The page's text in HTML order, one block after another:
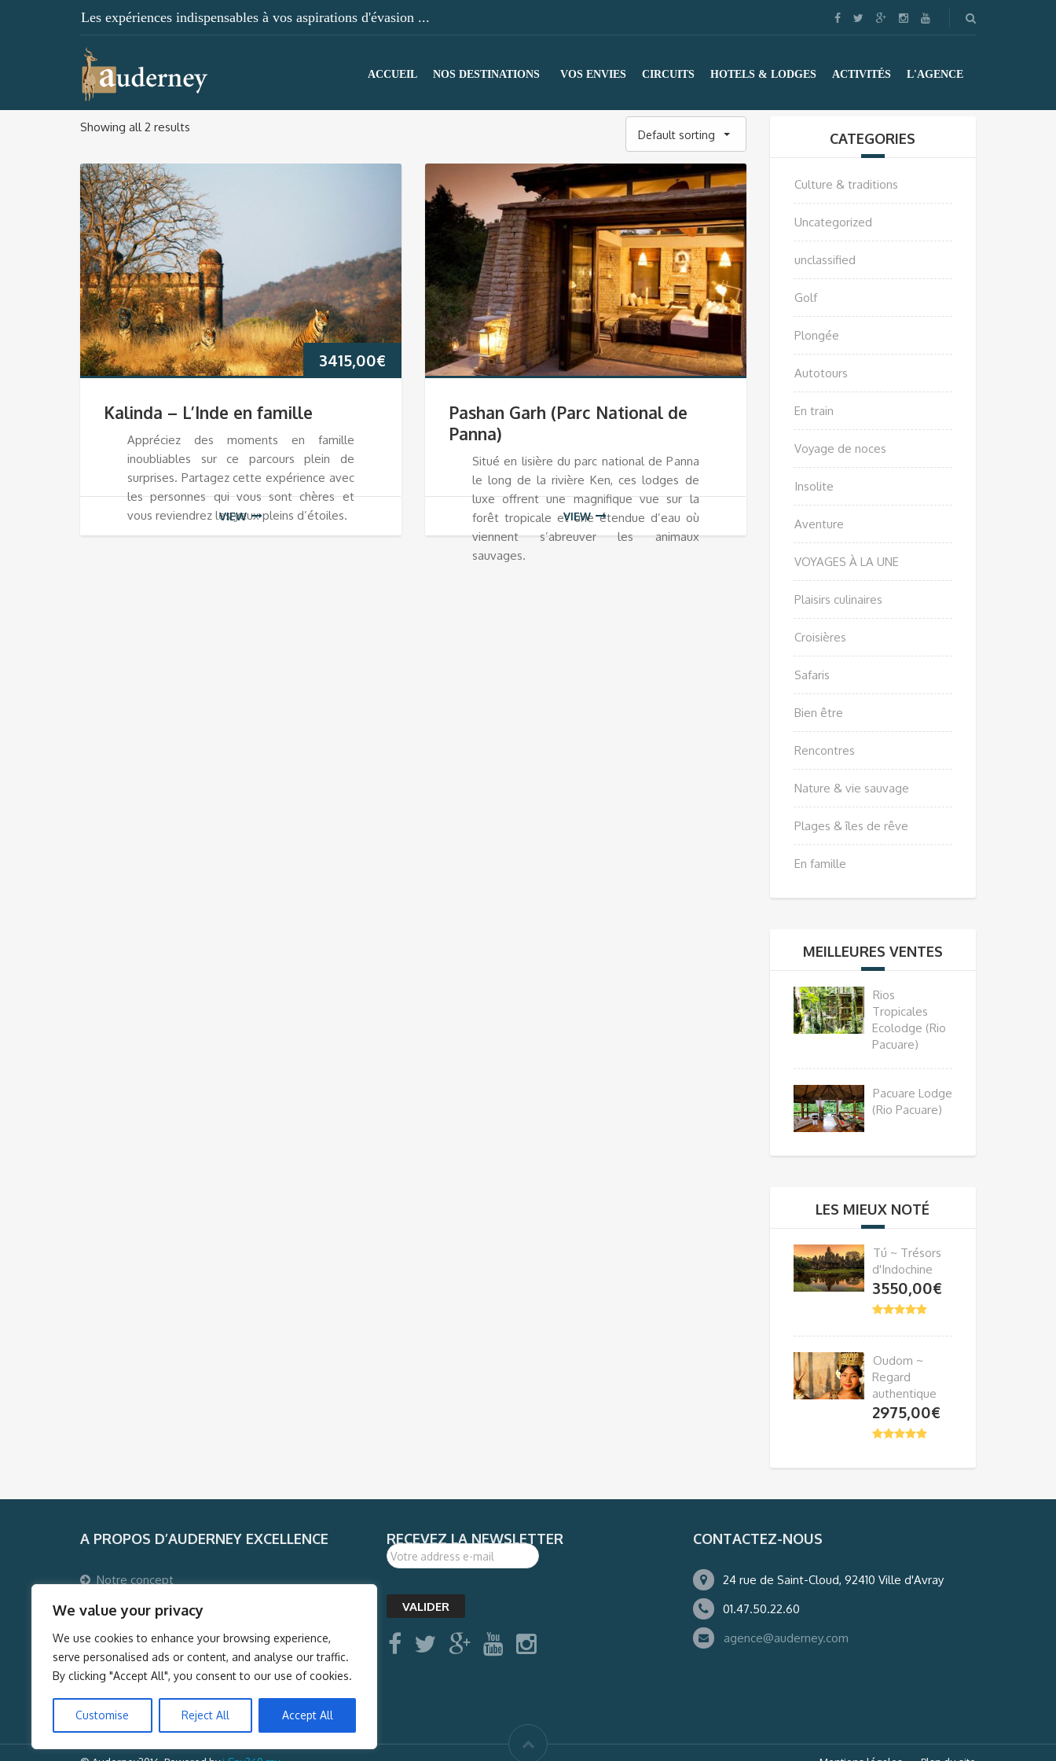
We value your privacy
We use cookies to enhance your browsing experience,
serve personalised ads or content, and analyse our traffic.
By clicking "Accept All", you consent to our use of cookies.
Customise Reject All Accept All
Les expériences indispensables à vos aspirations d'évasion ...
ACCUEIL NOS DESTINATIONS VOS ENVIES CIRCUITS HOTELS & LODGES ACTIVITÉS L'AGENCE
Showing all 2 results
Default sorting
3415,00€
Kalinda – L’Inde en famille
Appréciez des moments en famille
inoubliables sur ce parcours plein de
surprises. Partagez cette expérience avec
les personnes qui vous sont chères et
vous reviendrez les yeux pleins d’étoiles.
VIEW
Pashan Garh (Parc National de
Panna)
Situé en lisière du parc national de Panna
le long de la rivière Ken, ces lodges de
luxe offrent une magnifique vue sur la
forêt tropicale et une étendue d’eau où
viennent s’abreuver les animaux
sauvages.
VIEW
CATEGORIES
Culture & traditions
Uncategorized
unclassified
Golf
Plongée
Autotours
En train
Voyage de noces
Insolite
Aventure
VOYAGES À LA UNE
Plaisirs culinaires
Croisières
Safaris
Bien être
Rencontres
Nature & vie sauvage
Plages & îles de rêve
En famille
MEILLEURES VENTES
Rios
Tropicales
Ecolodge (Rio
Pacuare)
Pacuare Lodge
(Rio Pacuare)
LES MIEUX NOTÉ
Tú ~ Trésors
d'Indochine
3550,00€
Oudom ~
Regard
authentique
2975,00€
A PROPOS D’AUDERNEY EXCELLENCE
Notre concept
Pourquoi voyager avec Auderney Excellence ?
Qui sommes-nous ?
Auderney Excellence Events
RECEVEZ LA NEWSLETTER CONTACTEZ-NOUS
24 rue de Saint-Cloud, 92410 Ville d'Avray
01.47.50.22.60
agence@auderney.com